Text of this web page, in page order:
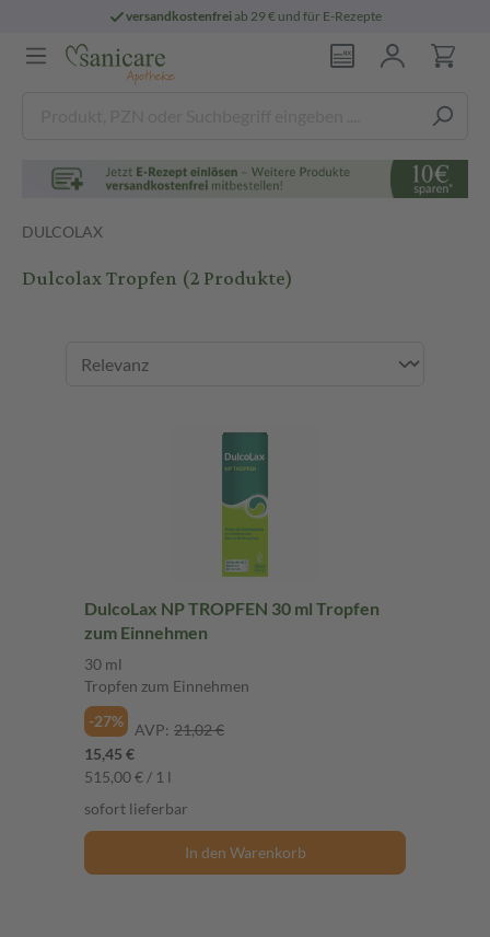
versandkostenfreiab 29 € und für E-Rezepte
DULCOLAX
Dulcolax Tropfen (2 Produkte)
DulcoLax NP TROPFEN 30 ml Tropfen
zum Einnehmen
30 ml
Tropfen zum Einnehmen
-27%
AVP: 21,02 €
15,45 €
515,00 € / 1 l
sofort lieferbar
In den Warenkorb